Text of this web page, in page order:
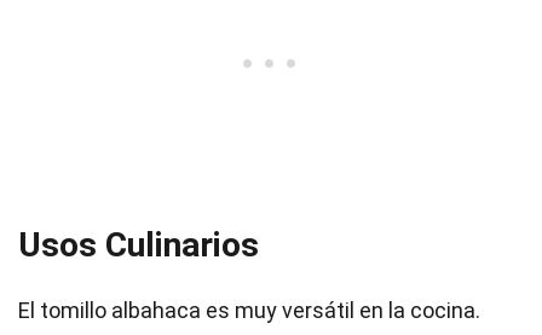
Usos Culinarios
El tomillo albahaca es muy versátil en la cocina.